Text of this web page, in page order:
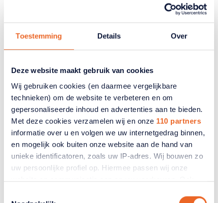
Toestemming Details Over
Deze website maakt gebruik van cookies
Wij gebruiken cookies (en daarmee vergelijkbare
technieken) om de website te verbeteren en om
gepersonaliseerde inhoud en advertenties aan te bieden.
Met deze cookies verzamelen wij en onze 110 partners
informatie over u en volgen we uw internetgedrag binnen,
en mogelijk ook buiten onze website aan de hand van
unieke identificatoren, zoals uw IP-adres. Wij bouwen zo
uw persoonlijke profiel op. Hiermee passen wij onze
website en communicatie aan op uw voorkeuren. Ook
gehaald, zal ze waarschijnlijk geen nieuwe Saskia
Noort, AnnieM.G. Schmidt of Ronald Giphart
worden. “Mijn gezondheid laat wat te wensen over.
Een tweede boekje zit er waarschijnlijk niet in. Al
ik heb nog een hoop verhalen te vertellen!”
Philippa Mierdink
Mevrouw Mierdink draagt de achternaam van haar
biologische vader. Een man die zij echter nooit
heeft gekend. Het verklaart haar keuze om onder
de naam Venema, de meisjesnaam van haar
moeder, dit boek te schrijven en tegelijkertijd de
titel van haar boek: Herinneringen Aan Een
Bewogen Leven Van Een Bastaard Kind.